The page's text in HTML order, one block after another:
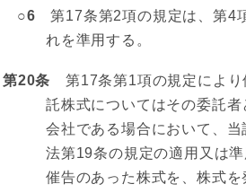
○6 第17条第2項の規定は、第4
れを準用する。
第20条 第17条第1項の規定により
託株式についてはその委託
会社である場合において、
法第19条の規定の適用又は
催告のあった株式を、株式